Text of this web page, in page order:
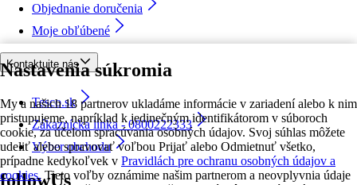
Nastavenia súkromia
My a našich 18 partnerov ukladáme informácie v zariadení alebo k nim
pristupujeme, napríklad k jedinečným identifikátorom v súboroch
cookie, za účelom spracúvania osobných údajov. Svoj súhlas môžete
udeliť alebo spravovať voľbou Prijať alebo Odmietnuť všetko,
prípadne kedykoľvek v Pravidlách pre ochranu osobných údajov a
cookies. Tieto voľby oznámime našim partnerom a neovplyvnia údaje
Objednanie doručenia
Moje obľúbené
Kontaktujte nás
Tesco.sk
Zákaznícka linka - 0800222333
Výber obchodu
followUs